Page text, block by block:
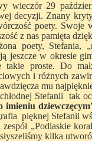
wieczór 29
decyzji. Znany
poety. Swoje
z nas pamięta
poety, Stefania,
jeszcze w okresie
proste. Do
i różnych
mu
Stefanii tak
imieniu dziewczęcym
pięknej Stefanii
„Podlaskie
kilka